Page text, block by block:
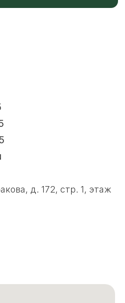
д. 172, стр. 1, этаж